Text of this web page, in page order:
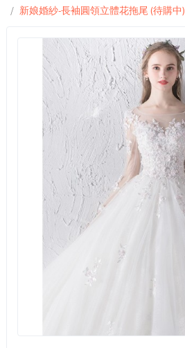
新娘婚紗-長袖圓領立體花拖尾 (待購中)